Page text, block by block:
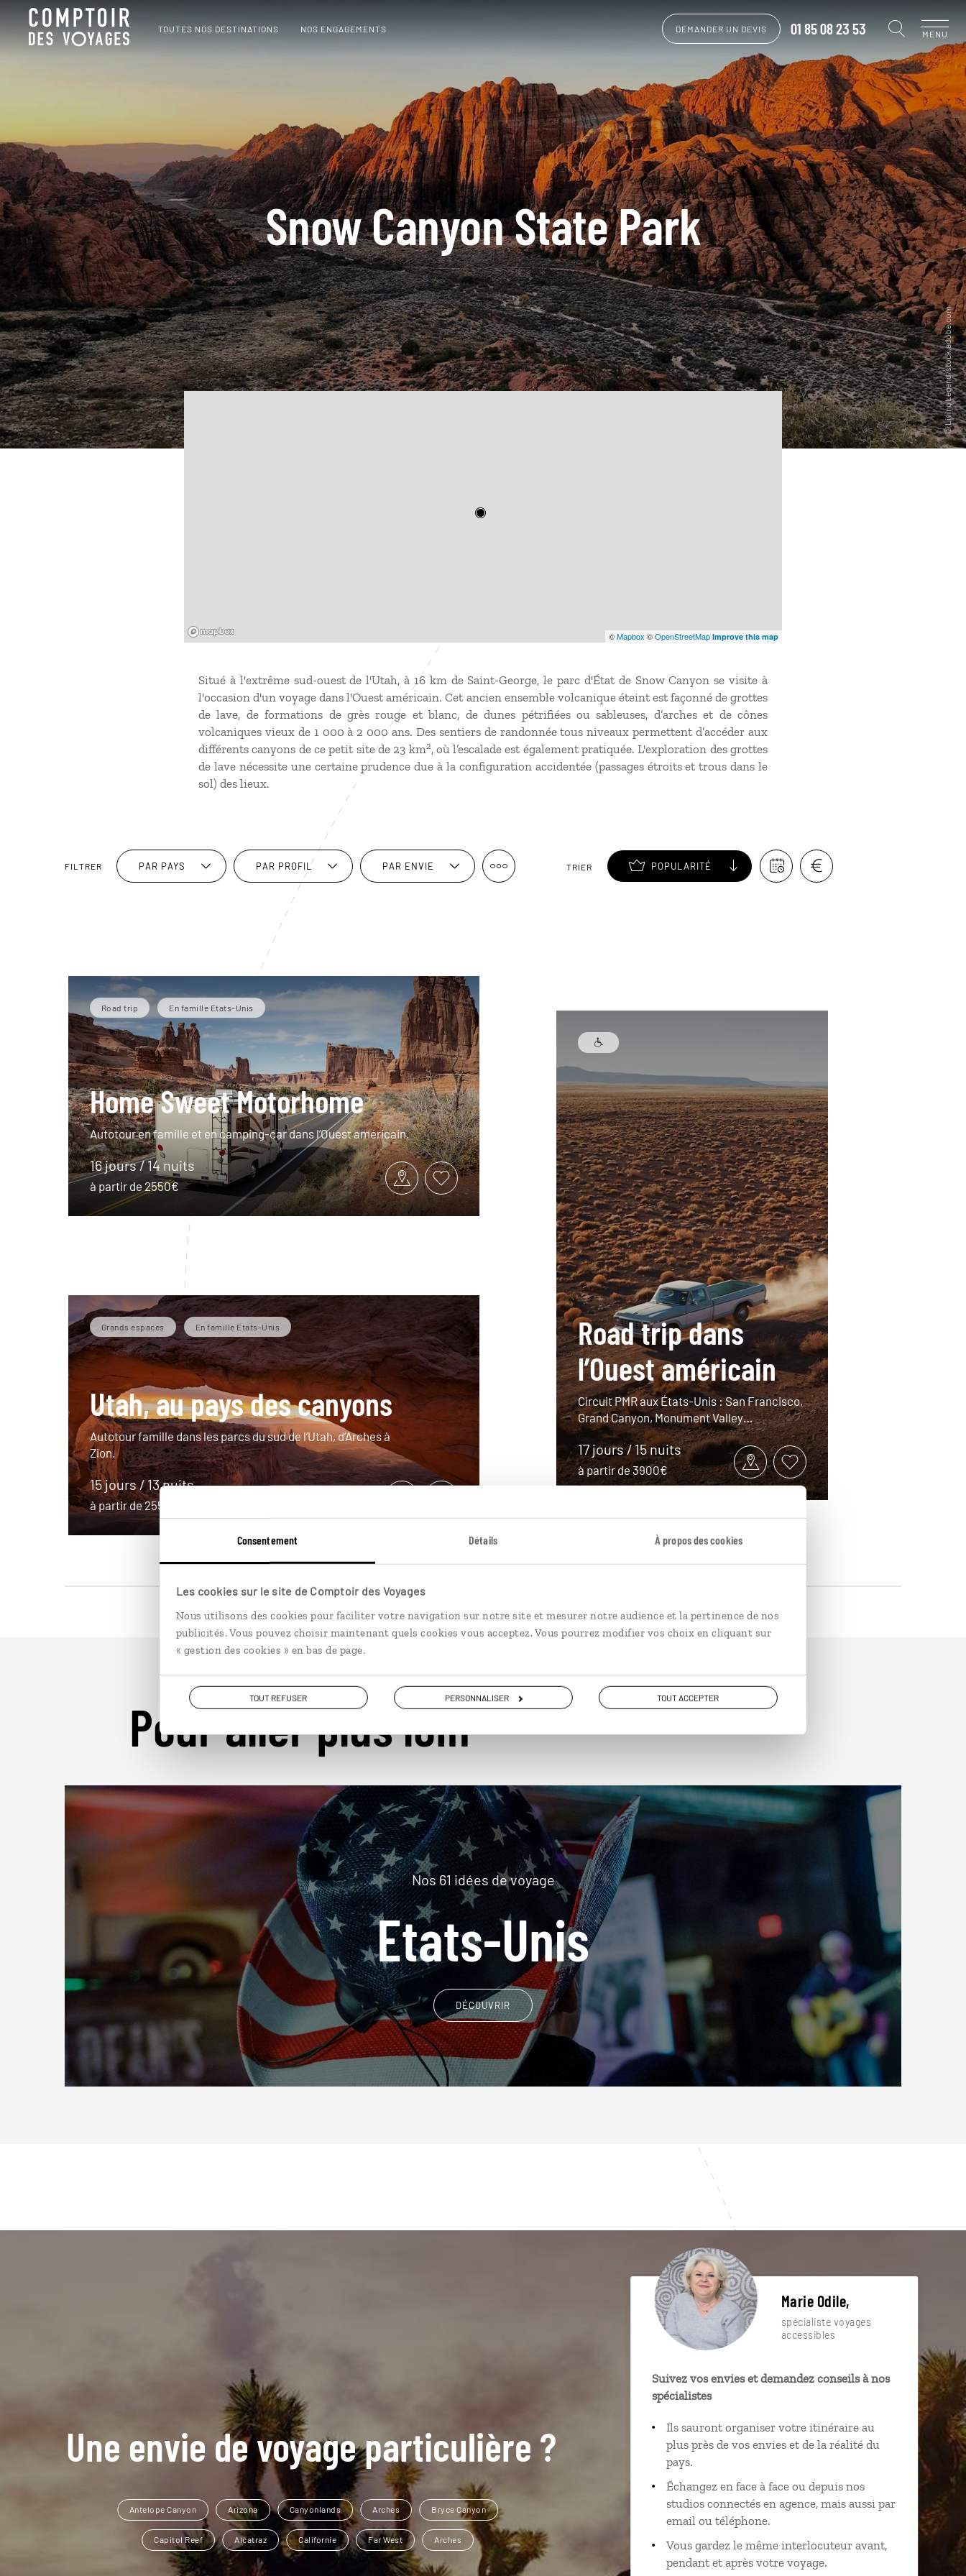
Consentement Détails À propos des cookies
Les cookies sur le site de Comptoir des Voyages
Nous utilisons des cookies pour faciliter votre navigation sur notre site et mesurer notre audience et la pertinence de nos
publicités. Vous pouvez choisir maintenant quels cookies vous acceptez. Vous pourrez modifier vos choix en cliquant sur
« gestion des cookies » en bas de page.
TOUT REFUSER PERSONNALISER TOUT ACCEPTER
TOUTES NOS DESTINATIONS NOS ENGAGEMENTS DEMANDER UN DEVIS 01 85 08 23 53 MENU
Snow Canyon State Park
©Mapbox ©OpenStreetMap Improve this map
Situé à l'extrême sud-ouest de l'Utah, à 16 km de Saint-George, le parc d'État de Snow Canyon se visite à
l'occasion d'un voyage dans l'Ouest américain. Cet ancien ensemble volcanique éteint est façonné de grottes
de lave, de formations de grès rouge et blanc, de dunes pétrifiées ou sableuses, d’arches et de cônes
volcaniques vieux de 1 000 à 2 000 ans. Des sentiers de randonnée tous niveaux permettent d’accéder aux
différents canyons de ce petit site de 23 km2, où l’escalade est également pratiquée. L'exploration des grottes
de lave nécessite une certaine prudence due à la configuration accidentée (passages étroits et trous dans le
sol) des lieux.
FILTRER PAR PAYS PAR PROFIL PAR ENVIE TRIER POPULARITÉ
Road trip En famille Etats-Unis
Home Sweet Motorhome
Autotour en famille et en camping-car dans l’Ouest américain.
16 jours / 14 nuits
à partir de 2550€
Grands espaces En famille Etats-Unis
Utah, au pays des canyons
Autotour famille dans les parcs du sud de l’Utah, d’Arches à
Zion.
15 jours / 13 nuits
à partir de 2550€
Road trip dans
l’Ouest américain
Circuit PMR aux États-Unis : San Francisco,
Grand Canyon, Monument Valley…
17 jours / 15 nuits
à partir de 3900€
Pour aller plus loin
Nos 61 idées de voyage
Etats-Unis
DÉCOUVRIR
Une envie de voyage particulière ?
Antelope Canyon Arizona Canyonlands Arches Bryce Canyon
Capitol Reef Alcatraz Californie Far West Arches
Marie Odile,
spécialiste voyages
accessibles
Suivez vos envies et demandez conseils à nos
spécialistes
Ils sauront organiser votre itinéraire au
plus près de vos envies et de la réalité du
pays.
Échangez en face à face ou depuis nos
studios connectés en agence, mais aussi par
email ou téléphone.
Vous gardez le même interlocuteur avant,
pendant et après votre voyage.